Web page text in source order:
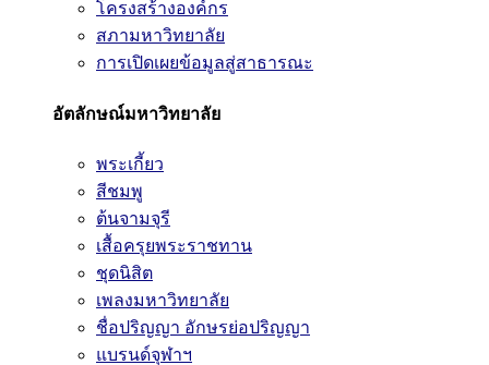
โครงสร้างองค์กร
สภามหาวิทยาลัย
การเปิดเผยข้อมูลสู่สาธารณะ
อัตลักษณ์มหาวิทยาลัย
พระเกี้ยว
สีชมพู
ต้นจามจุรี
เสื้อครุยพระราชทาน
ชุดนิสิต
เพลงมหาวิทยาลัย
ชื่อปริญญา อักษรย่อปริญญา
แบรนด์จุฬาฯ